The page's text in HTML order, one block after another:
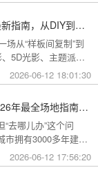
上海生日惊喜布置全攻略：2026年最新指南，从DIY到专业策划一站搞定
从“样板间复制”到
5D光影、主题派对
惊喜布置的2026年最
喜创意到趋势解
2026-06-12 18:01:30
北京可以办生日会的地方大盘点！2026年最全场地指南，总有一款适合你
去哪儿办”这个问
市拥有3000多年建城
的胡同四合院，也有
代的潮人打卡地。无
2026-06-12 17:56:20